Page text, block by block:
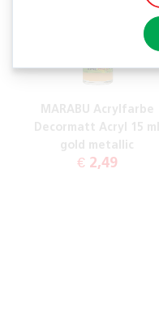
MARABU Acrylfarbe
Decormatt Acryl 15 ml
gold metallic
€ 2,49